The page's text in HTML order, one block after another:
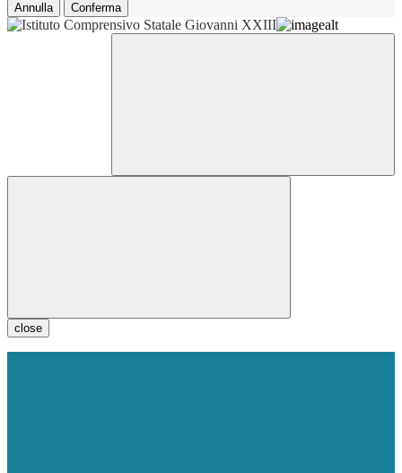
Annulla Conferma
close